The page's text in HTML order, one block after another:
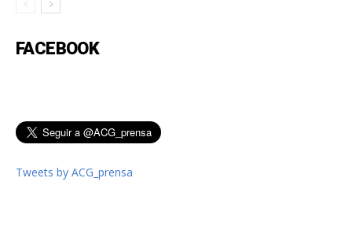
FACEBOOK
Tweets by ACG_prensa